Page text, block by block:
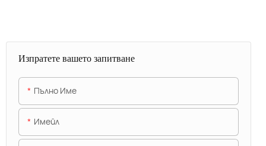
Изпратете вашето запитване
Пълно Име
Имейл